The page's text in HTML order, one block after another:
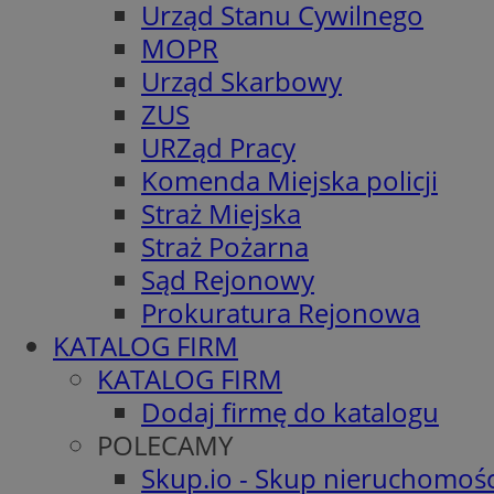
Urząd Stanu Cywilnego
MOPR
Urząd Skarbowy
ZUS
URZąd Pracy
Komenda Miejska policji
Straż Miejska
Straż Pożarna
Sąd Rejonowy
Prokuratura Rejonowa
KATALOG FIRM
KATALOG FIRM
Dodaj firmę do katalogu
POLECAMY
Skup.io - Skup